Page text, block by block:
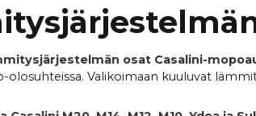
osat Casalini-
olosuhteissa. Valikoimaan kuuluvat